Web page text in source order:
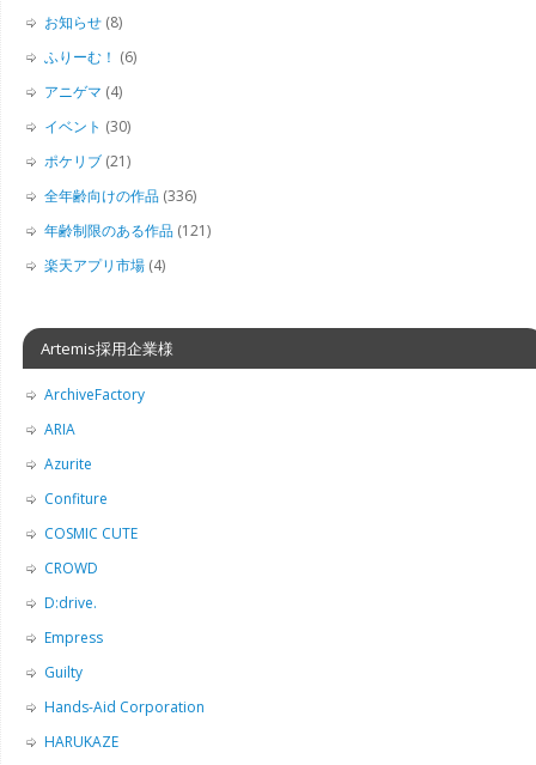
お知らせ (8)
ふりーむ！ (6)
アニゲマ (4)
イベント (30)
ポケリブ (21)
全年齢向けの作品 (336)
年齢制限のある作品 (121)
楽天アプリ市場 (4)
Artemis採用企業様
ArchiveFactory
ARIA
Azurite
Confiture
COSMIC CUTE
CROWD
D:drive.
Empress
Guilty
Hands-Aid Corporation
HARUKAZE